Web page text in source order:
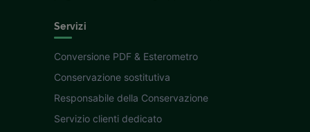
Servizi
Conversione PDF & Esterometro
Conservazione sostitutiva
Responsabile della Conservazione
Servizio clienti dedicato